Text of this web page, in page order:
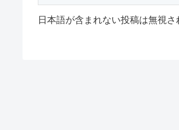
日本語が含まれない投稿は無視